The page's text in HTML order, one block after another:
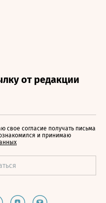
свое согласие получать письма
и принимаю